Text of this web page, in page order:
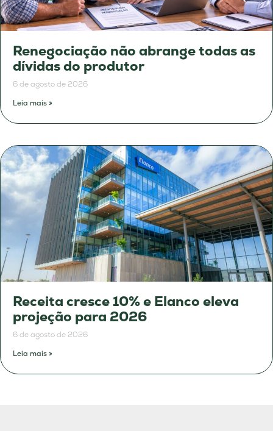
Renegociação não abrange todas as
dívidas do produtor
6 de agosto de 2026
Leia mais »
Receita cresce 10% e Elanco eleva
projeção para 2026
6 de agosto de 2026
Leia mais »